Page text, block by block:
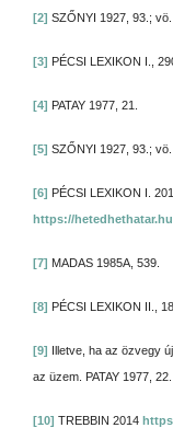
[2] SZŐNYI 1927, 93.;
[3] PÉCSI LEXIKON I.,
[4] PATAY 1977, 21.
[5] SZŐNYI 1927, 93.;
[6] PÉCSI LEXIKON I.
https://
[7] MADAS 1985A, 539.
[8] PÉCSI LEXIKON II.,
[9] Illetve, ha az özvegy
az üzem. PATAY 1977, 22.
[10] TREBBIN 2014